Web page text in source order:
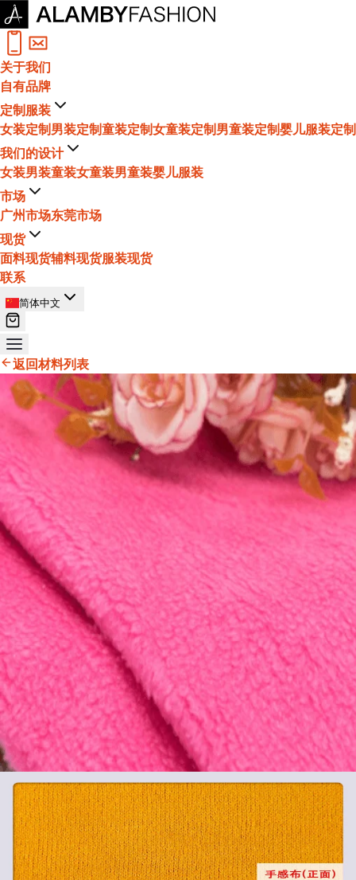
关于我们
自有品牌
定制服装
女装定制男装定制童装定制女童装定制男童装定制婴儿服装定制
我们的设计
女装男装童装女童装男童装婴儿服装
市场
广州市场东莞市场
现货
面料现货辅料现货服装现货
联系
简体中文
返回材料列表